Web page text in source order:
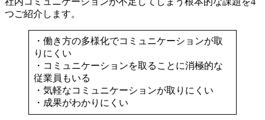
つご紹介します。
・働き方の多様化でコミュニケーションが取
りにくい
・コミュニケーションを取ることに消極的な
従業員もいる
・気軽なコミュニケーションが取りにくい
・成果がわかりにくい